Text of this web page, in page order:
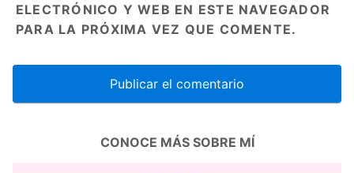
ELECTRÓNICO Y WEB EN ESTE NAVEGADOR
PARA LA PRÓXIMA VEZ QUE COMENTE.
CONOCE MÁS SOBRE MÍ